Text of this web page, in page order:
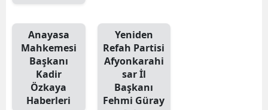
Anayasa
Mahkemesi
Başkanı
Kadir
Özkaya
Haberleri
Yeniden
Refah Partisi
Afyonkarahi
sar İl
Başkanı
Fehmi Güray